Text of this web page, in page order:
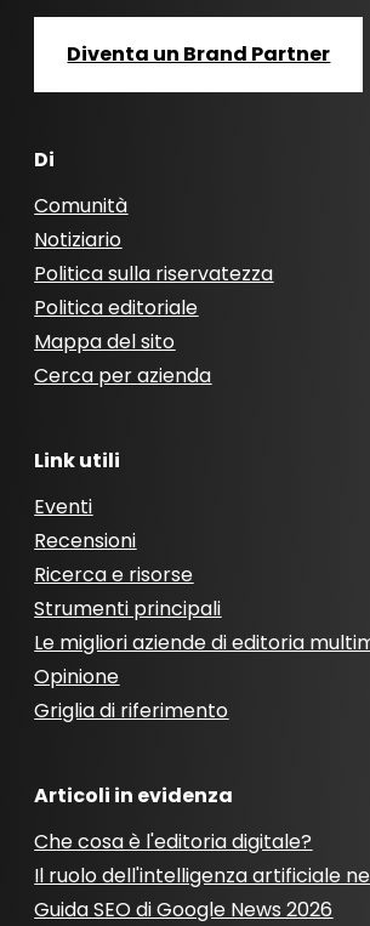
Diventa un Brand Partner
Di
Comunità
Notiziario
Politica sulla riservatezza
Politica editoriale
Mappa del sito
Cerca per azienda
Link utili
Eventi
Recensioni
Ricerca e risorse
Strumenti principali
Le migliori aziende di editoria
Opinione
Griglia di riferimento
Articoli in evidenza
Che cosa è l'editoria digitale?
Il ruolo dell'intelligenza artificiale
Guida SEO di Google News 2026